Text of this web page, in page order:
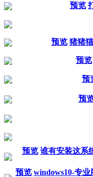
预览
预览 猪猪
预览
预
预
预览 谁有安装这系
预览 windows10-专